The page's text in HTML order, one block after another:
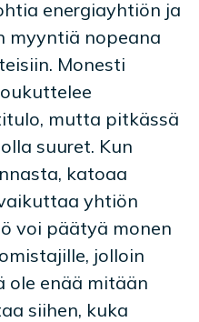
energiayhtiön ja
myyntiä nopeana
Monesti
mutta pitkässä
suuret. Kun
katoaa
yhtiön
voi päätyä monen
jolloin
enää mitään
siihen, kuka